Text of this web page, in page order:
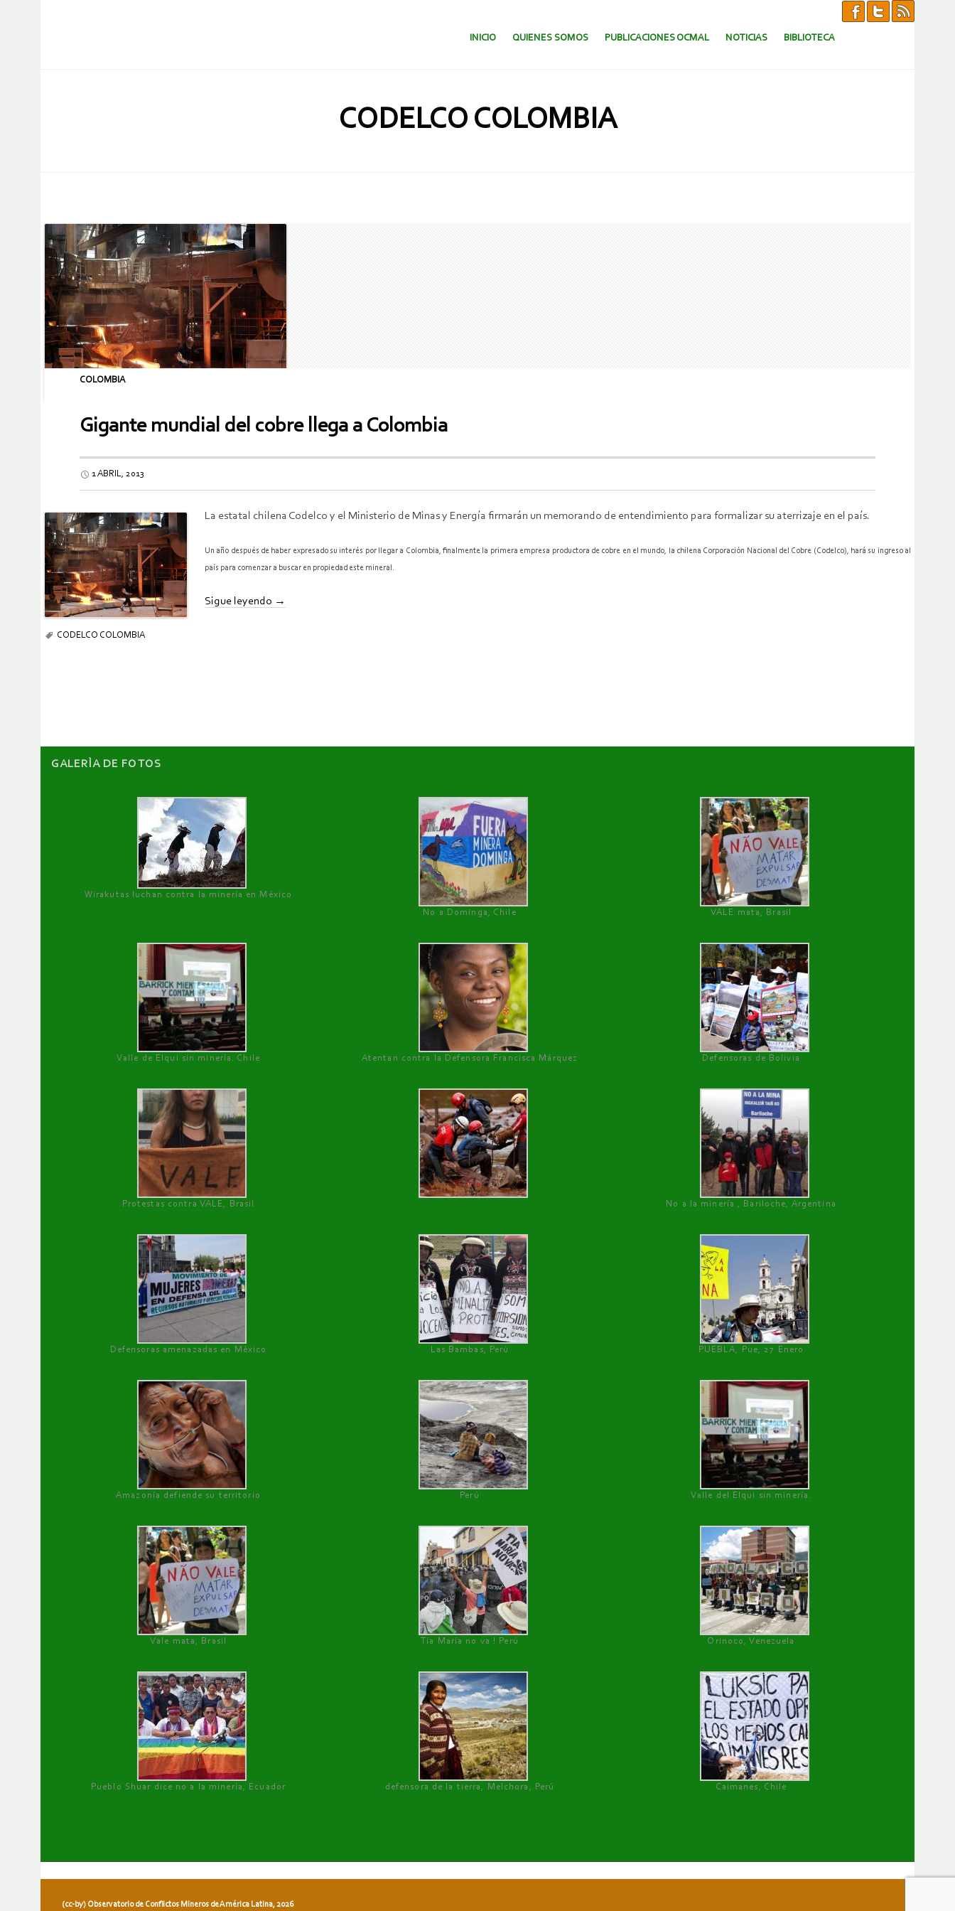
SALTAR AL CONTENIDO.
INICIO QUIENES SOMOS PUBLICACIONES OCMAL NOTICIAS BIBLIOTECA
CODELCO COLOMBIA
COLOMBIA
Gigante mundial del cobre llega a Colombia
1 ABRIL, 2013
La estatal chilena Codelco y el Ministerio de Minas y Energía firmarán un memorando de entendimiento para formalizar su aterrizaje en el país.
Un año después de haber expresado su interés por llegar a Colombia, finalmente la primera empresa productora de cobre en el mundo, la chilena Corporación Nacional del Cobre (Codelco), hará su ingreso al
país para comenzar a buscar en propiedad este mineral.
Sigue leyendo →
CODELCO COLOMBIA
GALERÌA DE FOTOS
Wirakutas luchan contra la minería en México
No a Dominga, Chile
VALE mata, Brasil
Valle de Elqui sin minería. Chile Atentan contra la Defensora Francisca Márquez Defensoras de Bolivia
Protestas contra VALE, Brasil No a la minería , Bariloche, Argentina
Defensoras amenazadas en México Las Bambas, Perú PUEBLA, Pue, 27 Enero
Amazonía defiende su territorio Perú Valle del Elqui sin minería.
Vale mata, Brasil Tía María no va ! Perú Orinoco, Venezuela
Pueblo Shuar dice no a la minería, Ecuador defensora de la tierra, Melchora, Perú Caimanes, Chile
(cc-by) Observatorio de Conflictos Mineros de América Latina, 2026